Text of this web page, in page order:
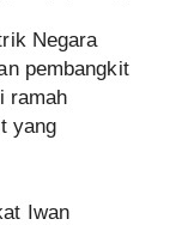
Negara
pembangkit
ramah
yang
Iwan